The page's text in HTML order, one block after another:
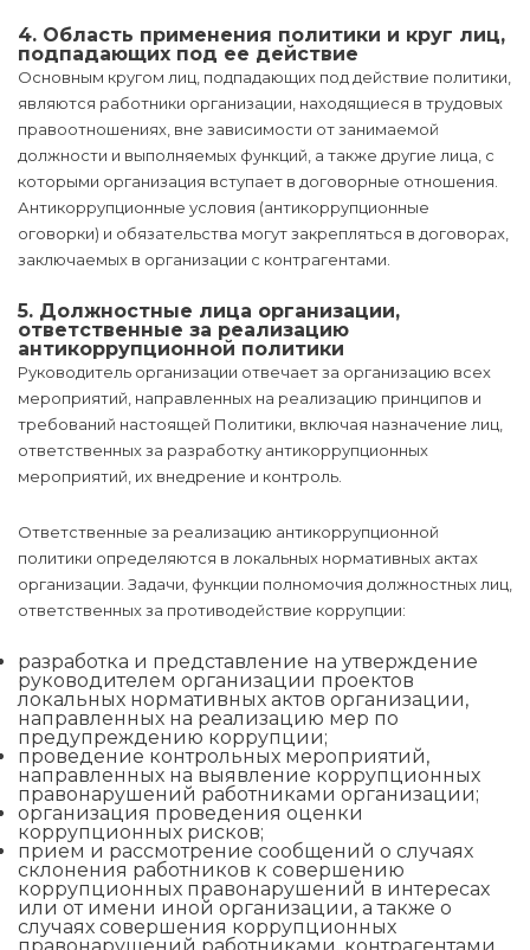
4. Область применения политики и круг лиц,
подпадающих под ее действие
Основным кругом лиц, подпадающих под действие политики,
являются работники организации, находящиеся в трудовых
правоотношениях, вне зависимости от занимаемой
должности и выполняемых функций, а также другие лица, с
которыми организация вступает в договорные отношения.
Антикоррупционные условия (антикоррупционные
оговорки) и обязательства могут закрепляться в договорах,
заключаемых в организации с контрагентами.
5. Должностные лица организации,
ответственные за реализацию
антикоррупционной политики
Руководитель организации отвечает за организацию всех
мероприятий, направленных на реализацию принципов и
требований настоящей Политики, включая назначение лиц,
ответственных за разработку антикоррупционных
мероприятий, их внедрение и контроль.
Ответственные за реализацию антикоррупционной
политики определяются в локальных нормативных актах
организации. Задачи, функции полномочия должностных лиц,
ответственных за противодействие коррупции:
разработка и представление на утверждение
руководителем организации проектов
локальных нормативных актов организации,
направленных на реализацию мер по
предупреждению коррупции;
проведение контрольных мероприятий,
направленных на выявление коррупционных
правонарушений работниками организации;
организация проведения оценки
коррупционных рисков;
прием и рассмотрение сообщений о случаях
склонения работников к совершению
коррупционных правонарушений в интересах
или от имени иной организации, а также о
случаях совершения коррупционных